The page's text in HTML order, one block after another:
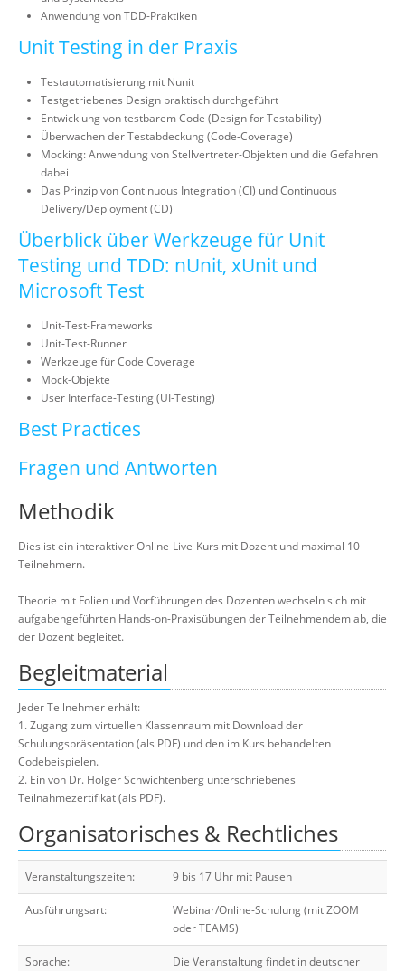
Anwendung von TDD-Praktiken
Unit Testing in der Praxis
Testautomatisierung mit Nunit
Testgetriebenes Design praktisch durchgeführt
Entwicklung von testbarem Code (Design for Testability)
Überwachen der Testabdeckung (Code-Coverage)
Mocking: Anwendung von Stellvertreter-Objekten und die Gefahren
dabei
Das Prinzip von Continuous Integration (CI) und Continuous
Delivery/Deployment (CD)
Überblick über Werkzeuge für Unit
Testing und TDD: nUnit, xUnit und
Microsoft Test
Unit-Test-Frameworks
Unit-Test-Runner
Werkzeuge für Code Coverage
Mock-Objekte
User Interface-Testing (UI-Testing)
Best Practices
Fragen und Antworten
Methodik
Dies ist ein interaktiver Online-Live-Kurs mit Dozent und maximal 10
Teilnehmern.
Theorie mit Folien und Vorführungen des Dozenten wechseln sich mit
aufgabengeführten Hands-on-Praxisübungen der Teilnehmendem ab, die
der Dozent begleitet.
Begleitmaterial
Jeder Teilnehmer erhält:
1. Zugang zum virtuellen Klassenraum mit Download der
Schulungspräsentation (als PDF) und den im Kurs behandelten
Codebeispielen.
2. Ein von Dr. Holger Schwichtenberg unterschriebenes
Teilnahmezertifikat (als PDF).
Organisatorisches & Rechtliches
Veranstaltungszeiten: 9 bis 17 Uhr mit Pausen
Ausführungsart:
Webinar/Online-Schulung (mit ZOOM
oder TEAMS)
Sprache:
Die Veranstaltung findet in deutscher